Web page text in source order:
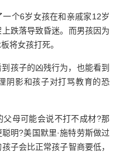
个6岁女孩在和亲戚家12岁
跌落导致昏迷。而男孩因为
将女孩打死。
子的凶残行为，也能看到
阴影和孩子对打骂教育的恐
母可能会说不打不成材?那
明?美国默里·施特劳斯做过
子会比正常孩子智商要低，